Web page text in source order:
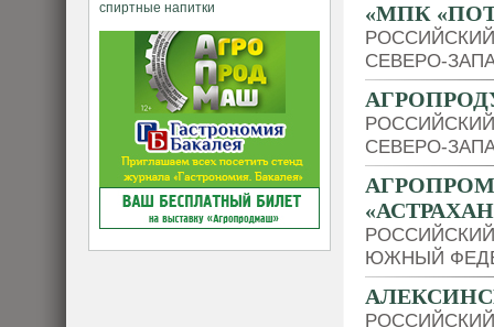
«МПК
СЕВЕРО-
СЕВЕРО-
ЮЖНЫЙ